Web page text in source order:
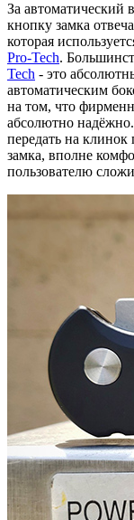
За автоматический
кнопку замка
которая
Pro-Tech.
Tech - это
автоматическим
на том, что
абсолютно
передать на
замка, вполне
пользователю